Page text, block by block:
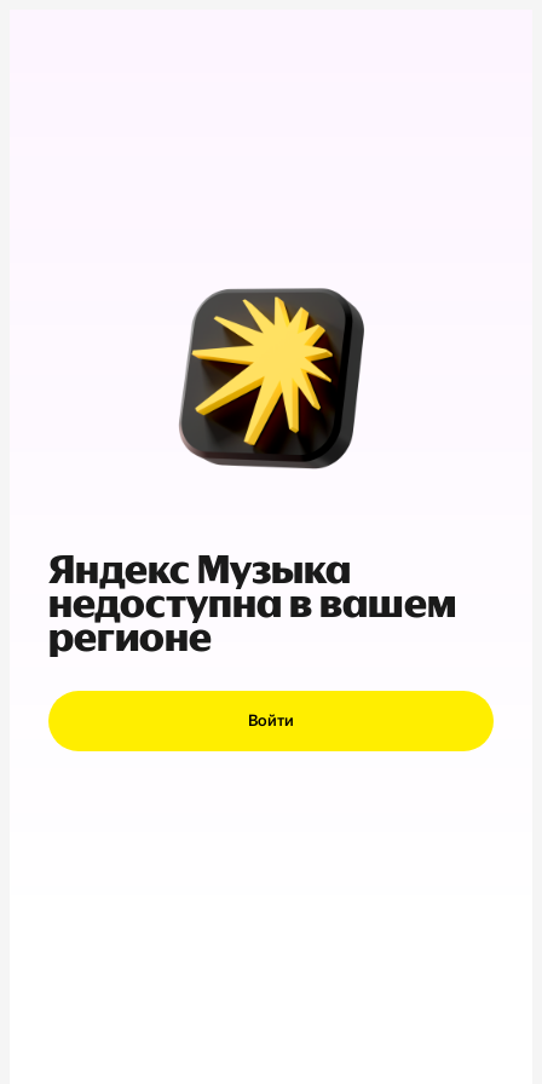
Яндекс Музыка
недоступна в вашем
регионе
Войти